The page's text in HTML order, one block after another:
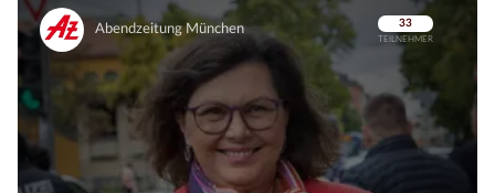
Überspringen